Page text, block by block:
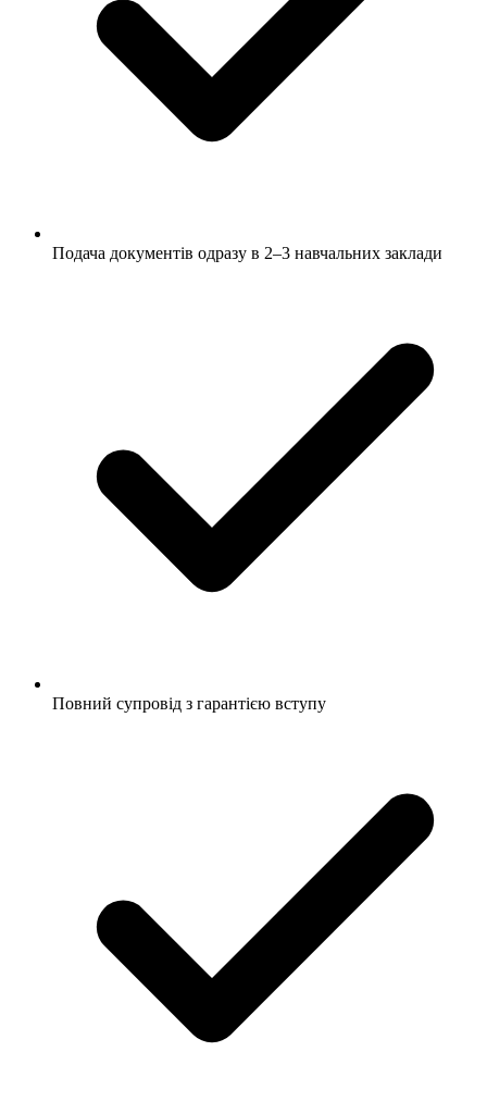
Подача документів одразу в 2–3 навчальних заклади
Повний супровід з гарантією вступу